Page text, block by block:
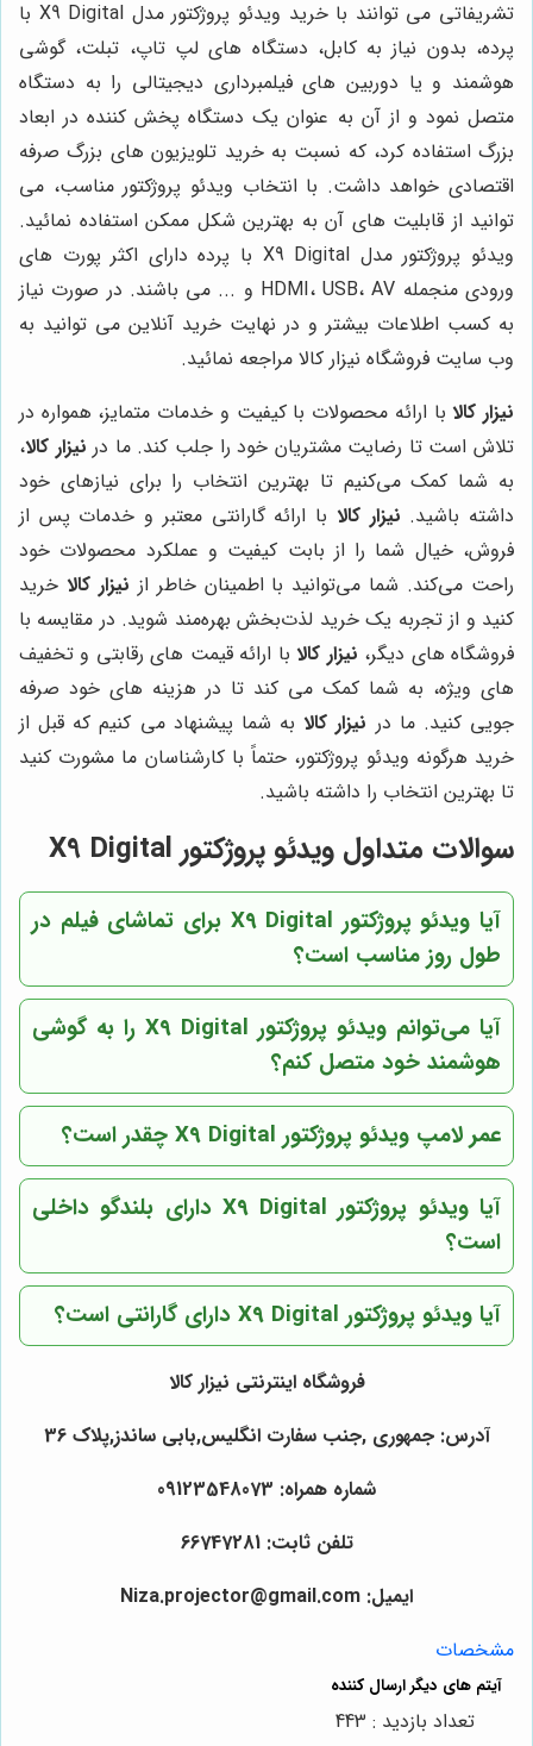
تشریفاتی می توانند با خرید ویدئو پروژکتور مدل X9 Digital با
پرده، بدون نیاز به کابل، دستگاه های لپ تاپ، تبلت، گوشی
هوشمند و یا دوربین های فیلمبرداری دیجیتالی را به دستگاه
متصل نمود و از آن به عنوان یک دستگاه پخش کننده در ابعاد
بزرگ استفاده کرد، که نسبت به خرید تلویزیون های بزرگ صرفه
اقتصادی خواهد داشت. با انتخاب ویدئو پروژکتور مناسب، می
توانید از قابلیت های آن به بهترین شکل ممکن استفاده نمائید.
ویدئو پروژکتور مدل X9 Digital با پرده دارای اکثر پورت های
ورودی منجمله HDMI، USB، AV و ... می باشند. در صورت نیاز
به کسب اطلاعات بیشتر و در نهایت خرید آنلاین می توانید به
وب سایت فروشگاه نیزار کالا مراجعه نمائید.
نیزار کالابا ارائه محصولات با کیفیت و خدمات متمایز، همواره در
تلاش است تا رضایت مشتریان خود را جلب کند. ما در نیزار کالا،
به شما کمک می‌کنیم تا بهترین انتخاب را برای نیازهای خود
داشته باشید. نیزار کالا با ارائه گارانتی معتبر و خدمات پس از
فروش، خیال شما را از بابت کیفیت و عملکرد محصولات خود
راحت می‌کند. شما می‌توانید با اطمینان خاطر از نیزار کالا خرید
کنید و از تجربه یک خرید لذت‌بخش بهره‌مند شوید. در مقایسه با
فروشگاه های دیگر، نیزار کالابا ارائه قیمت های رقابتی و تخفیف
های ویژه، به شما کمک می کند تا در هزینه های خود صرفه
جویی کنید. ما در نیزار کالابه شما پیشنهاد می کنیم که قبل از
خرید هرگونه ویدئو پروژکتور، حتماً با کارشناسان ما مشورت کنید
تا بهترین انتخاب را داشته باشید.
سوالات متداول ویدئو پروژکتور X9 Digital
آیا ویدئو پروژکتور X9 Digital برای تماشای فیلم در
طول روز مناسب است؟
آیا می‌توانم ویدئو پروژکتور X9 Digital را به گوشی
هوشمند خود متصل کنم؟
عمر لامپ ویدئو پروژکتور X9 Digital چقدر است؟
آیا ویدئو پروژکتور X9 Digital دارای بلندگو داخلی
است؟
آیا ویدئو پروژکتور X9 Digital دارای گارانتی است؟
فروشگاه اینترنتی نیزار کالا
آدرس: جمهوری ,جنب سفارت انگلیس,بابی ساندز,پلاک 36
شماره همراه: 09123548073
تلفن ثابت: 66747281
ایمیل: Niza.projector@gmail.com
مشخصات
تعداد بازدید : 443